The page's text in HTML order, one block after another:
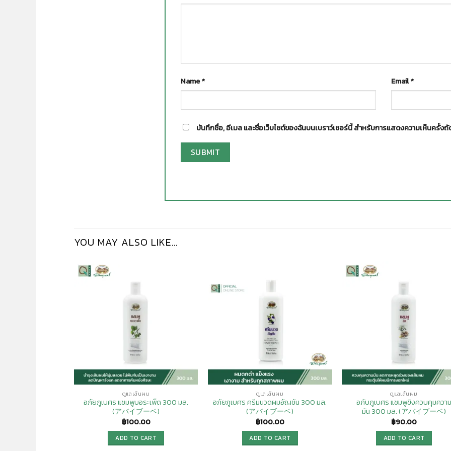
Name* Email*
บันทึกชื่อ, อีเมล และชื่อเว็บไซต์ของฉันบนเบราว์เซอร์นี้ สำหรับการแสดงความเห็นครั้งถั
YOU MAY ALSO LIKE…
ดูแลเส้นผม
อภัยภูเบศร แชมพูบอระเพ็ด 300 มล.
(アバイブーベ)
฿100.00
ADD TO CART
ดูแลเส้นผม
อภัยภูเบศร ครีมนวดผมอัญชัน 300 มล.
(アバイブーベ)
฿100.00
ADD TO CART
ดูแลเส้นผม
อภับภูเบศร แชมพูขิงควบคุมควา
มัน 300 มล. (アバイブーベ)
฿90.00
ADD TO CART